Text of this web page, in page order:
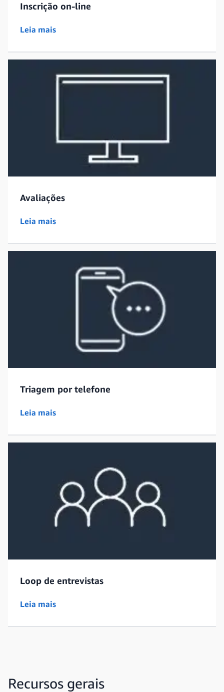
Inscrição on-line
Leia mais
Avaliações
Leia mais
Triagem por telefone
Leia mais
Loop de entrevistas
Leia mais
Recursos gerais